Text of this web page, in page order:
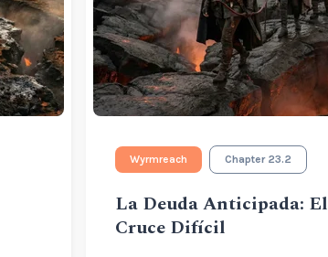
Wyrmreach Chapter 23.2
La Deuda Anticipada: El
Cruce Difícil